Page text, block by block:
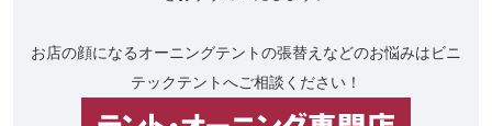
お店の顔になるオーニングテントの張替えなどのお悩みはビニ
テックテントへご相談ください！